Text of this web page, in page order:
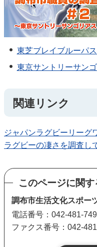
東芝ブレイブルーパ
東京サントリーサン
関連リンク
ジャパンラグビーリー
ラグビーの凄さを調査し
このページに関
調布市生活文化スポー
電話番号：042-481-
ファクス番号：042-